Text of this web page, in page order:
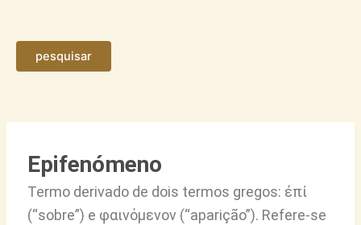
pesquisar
Epifenómeno
Termo derivado de dois termos gregos: ἐπί
(“sobre”) e φαινόμενον (“aparição”). Refere-se